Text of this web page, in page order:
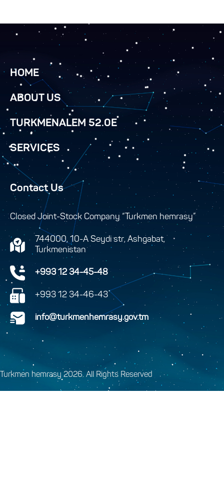
HOME
ABOUT US
TURKMENALEM 52.0E
SERVICES
Contact Us
Closed Joint-Stock Company “Turkmen hemrasy”
744000, 10-A Seydi str, Ashgabat,
Turkmenistan
+993 12 34-45-48
+993 12 34-46-43
info@turkmenhemrasy.gov.tm
Turkmen hemrasy 2026. All Rights Reserved